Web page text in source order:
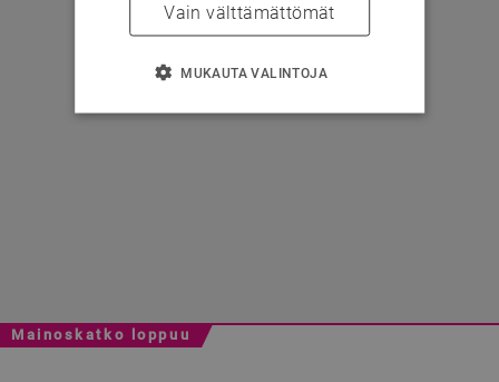
Mainoskatko loppuu
Vain välttämättömät
MUKAUTA VALINTOJA